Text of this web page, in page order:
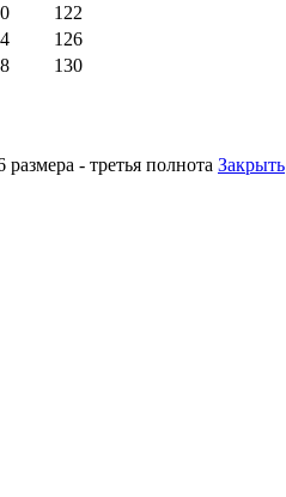
122
126
130
- третья полнота Закрыть